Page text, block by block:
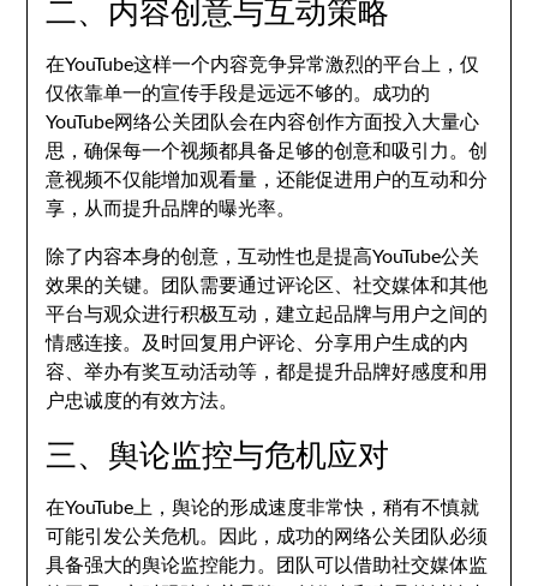
二、内容创意与互动策略
在YouTube这样一个内容竞争异常激烈的平台上，仅
仅依靠单一的宣传手段是远远不够的。成功的
YouTube网络公关团队会在内容创作方面投入大量心
思，确保每一个视频都具备足够的创意和吸引力。创
意视频不仅能增加观看量，还能促进用户的互动和分
享，从而提升品牌的曝光率。
除了内容本身的创意，互动性也是提高YouTube公关
效果的关键。团队需要通过评论区、社交媒体和其他
平台与观众进行积极互动，建立起品牌与用户之间的
情感连接。及时回复用户评论、分享用户生成的内
容、举办有奖互动活动等，都是提升品牌好感度和用
户忠诚度的有效方法。
三、舆论监控与危机应对
在YouTube上，舆论的形成速度非常快，稍有不慎就
可能引发公关危机。因此，成功的网络公关团队必须
具备强大的舆论监控能力。团队可以借助社交媒体监